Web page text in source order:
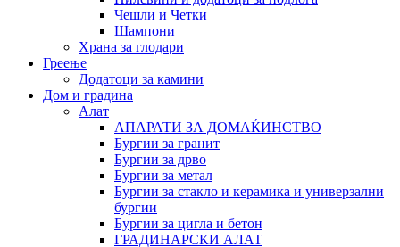
Чешли и Четки
Шампони
Храна за глодари
Греење
Додатоци за камини
Дом и градина
Алат
АПАРАТИ ЗА ДОМАЌИНСТВО
Бургии за гранит
Бургии за дрво
Бургии за метал
Бургии за стакло и керамика и универзални
бургии
Бургии за цигла и бетон
ГРАДИНАРСКИ АЛАТ